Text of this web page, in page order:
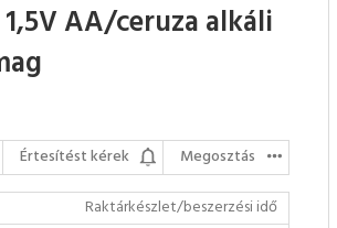
AA/ceruza alkáli
Értesítést kérek
Megosztás
Raktárkészlet/beszerzési idő